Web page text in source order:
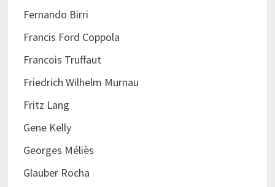
Fernando Birri
Francis Ford Coppola
Francois Truffaut
Friedrich Wilhelm Murnau
Fritz Lang
Gene Kelly
Georges Méliès
Glauber Rocha